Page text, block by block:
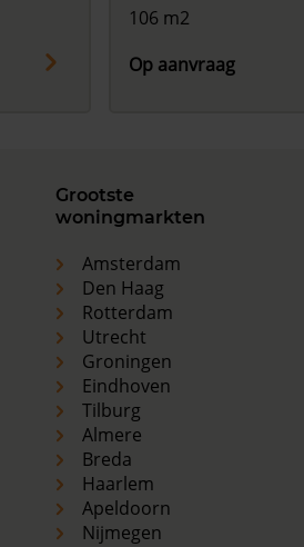
106 m2
Op aanvraag
Grootste
woningmarkten
Amsterdam
Den Haag
Rotterdam
Utrecht
Groningen
Eindhoven
Tilburg
Almere
Breda
Haarlem
Apeldoorn
Nijmegen